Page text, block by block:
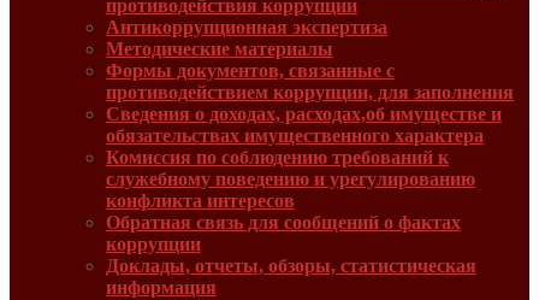
противодействия коррупции
Антикоррупционная экспертиза
Методические материалы
Формы документов, связанные с
противодействием коррупции, для заполнения
Сведения о доходах, расходах,об имуществе и
обязательствах имущественного характера
Комиссия по соблюдению требований к
служебному поведению и урегулированию
конфликта интересов
Обратная связь для сообщений о фактах
коррупции
Доклады, отчеты, обзоры, статистическая
информация